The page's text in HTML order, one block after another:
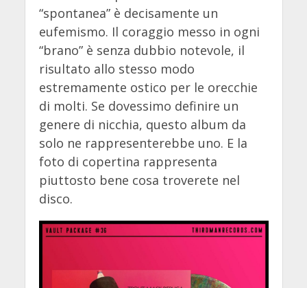
“spontanea” è decisamente un
eufemismo. Il coraggio messo in ogni
“brano” è senza dubbio notevole, il
risultato allo stesso modo
estremamente ostico per le orecchie
di molti. Se dovessimo definire un
genere di nicchia, questo album da
solo ne rappresenterebbe uno. E la
foto di copertina rappresenta
piuttosto bene cosa troverete nel
disco.